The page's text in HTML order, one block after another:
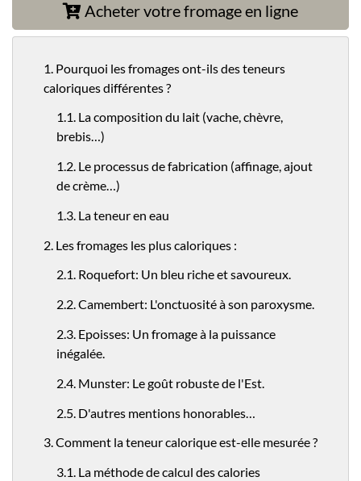
Acheter votre fromage en ligne
1. Pourquoi les fromages ont-ils des teneurs
caloriques différentes ?
1.1. La composition du lait (vache, chèvre,
brebis…)
1.2. Le processus de fabrication (affinage, ajout
de crème…)
1.3. La teneur en eau
2. Les fromages les plus caloriques :
2.1. Roquefort: Un bleu riche et savoureux.
2.2. Camembert: L'onctuosité à son paroxysme.
2.3. Epoisses: Un fromage à la puissance
inégalée.
2.4. Munster: Le goût robuste de l'Est.
2.5. D'autres mentions honorables…
3. Comment la teneur calorique est-elle mesurée ?
3.1. La méthode de calcul des calories